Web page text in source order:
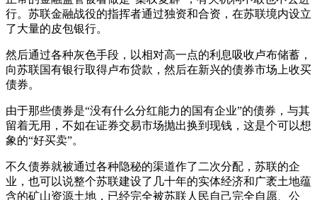
行。苏联金融战役的指挥者通过独资和合资，在苏联境内设立
了大量的皮包银行。
然后通过各种灰色手段，以相对高一点的利息吸收卢布储蓄，
向苏联国有银行取得卢布贷款，然后在新兴的债券市场上收买
债券。
由于那些债券是“没有什么分红能力的国有企业”的债券，与其
留着无用，不如在证券交易市场抛出换到现钱，这是个可以想
象的“好买卖”。
不久债券就被通过各种隐秘的渠道作了二次分配，苏联的企
业，也可以说整个苏联建设了几十年的实体经济和广袤土地蕴
含的矿山资源土地，已经完全被苏联人民自己完全自愿、公